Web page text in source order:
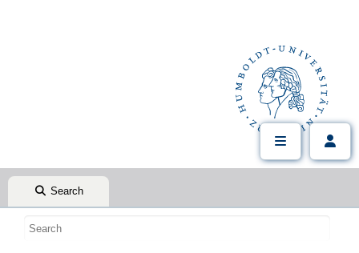
Search